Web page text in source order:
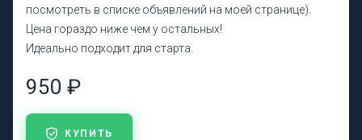
посмотреть в списке объявлений на моей странице).
Цена гораздо ниже чем у остальных!
Идеально подходит для старта.
950 ₽
КУПИТЬ